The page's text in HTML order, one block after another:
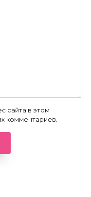
сайта в этом
комментариев.